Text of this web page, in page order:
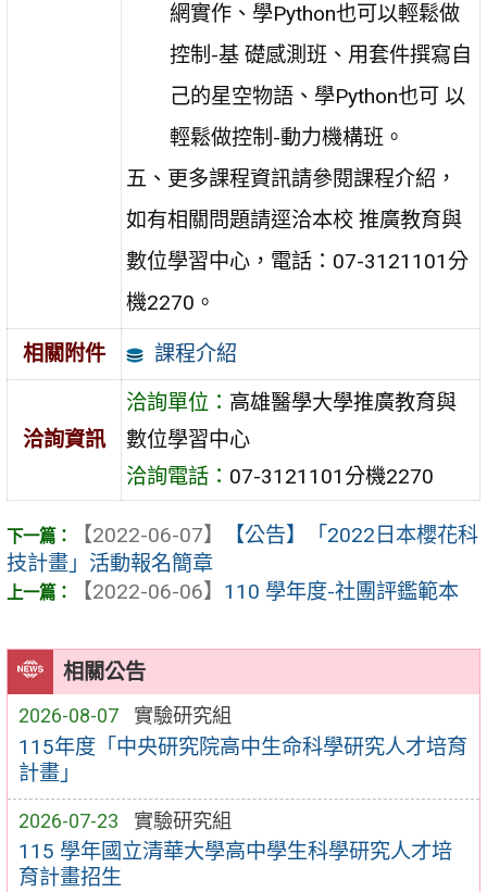
相關公告
2026-08-07 實驗研究組
115年度「中央研究院高中生命科學研究人才培育
計畫」
2026-07-23 實驗研究組
115 學年國立清華大學高中學生科學研究人才培
育計畫招生
網實作、學Python也可以輕鬆做
控制-基 礎感測班、用套件撰寫自
己的星空物語、學Python也可 以
輕鬆做控制-動力機構班。
五、更多課程資訊請參閱課程介紹，
如有相關問題請逕洽本校 推廣教育與
數位學習中心，電話：07-3121101分
機2270。
相關附件 課程介紹
洽詢資訊
洽詢單位： 高雄醫學大學推廣教育與
數位學習中心
洽詢電話： 07-3121101分機2270
【2022-06-07】
【公告】「2022日本櫻花科
技計畫」活動報名簡章
【2022-06-06】 110 學年度-社團評鑑範本